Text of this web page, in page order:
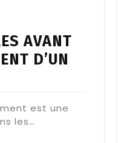
AVANT
D’UN
est une
les…